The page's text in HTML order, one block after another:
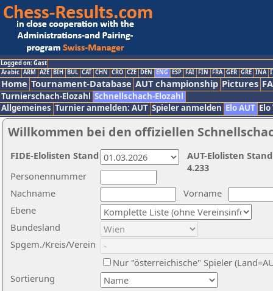
Logged on: Gast
Arabic ARM AZE BIH BUL CAT CHN CRO CZE DEN ENG ESP FAI FIN FRA GER GRE INA
Home Tournament-Database AUT championship Pictures
Turnierschach-Elozahl Schnellschach-Elozahl
Allgemeines Turnier anmelden: AUT Spieler anmelden Elo AUT
Willkommen bei den offiziellen
Nachname
Vorname
Ebene
Sortierung
Personennummer
Bundesland
Spgem./Kreis/Verein
Nur "österreichische" Spieler
AUT-Elolisten
4.233
FIDE-Elolisten Stand